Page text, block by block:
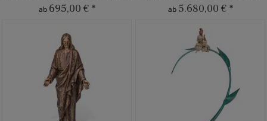
ab 695,00 € * ab 5.680,00 € *